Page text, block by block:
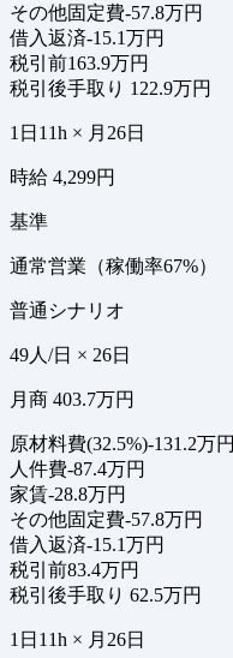
その他固定費-57.8万円
借入返済-15.1万円
税引前163.9万円
税引後手取り 122.9万円
1日11h × 月26日
時給 4,299円
基準
通常営業（稼働率67%）
普通シナリオ
49人/日 × 26日
月商 403.7万円
原材料費(32.5%)-131.2万円
人件費-87.4万円
家賃-28.8万円
その他固定費-57.8万円
借入返済-15.1万円
税引前83.4万円
税引後手取り 62.5万円
1日11h × 月26日